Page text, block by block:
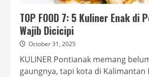
TOP FOOD 7: 5 Kuliner Enak di
Wajib Dicicipi
October 31, 2025
KULINER Pontianak memang
gaungnya, tapi kota di Kalimantan